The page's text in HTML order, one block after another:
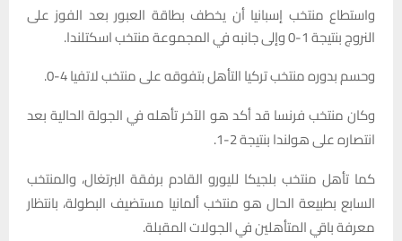
واستطاع منتخب إسبانيا أن يخطف بطاقة العبور بعد الفوز على
النروج بنتيجة 1-0 وإلى جانبه في المجموعة منتخب اسكتلندا.
وحسم بدوره منتخب تركيا التأهل بتفوقه على منتخب لاتفيا 4-0.
وكان منتخب فرنسا قد أكد هو الآخر تأهله في الجولة الحالية بعد
انتصاره على هولندا بنتيجة 2-1.
كما تأهل منتخب بلجيكا لليورو القادم برفقة البرتغال، والمنتخب
السابع بطبيعة الحال هو منتخب ألمانيا مستضيف البطولة، بانتظار
معرفة باقي المتأهلين في الجولات المقبلة.